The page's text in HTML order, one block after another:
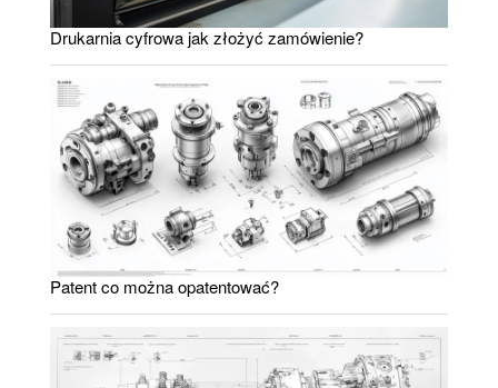
Drukarnia cyfrowa jak złożyć zamówienie?
Patent co można opatentować?